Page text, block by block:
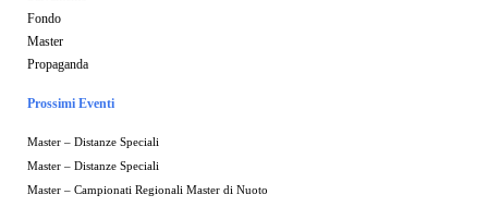
Fondo
Master
Propaganda
Prossimi Eventi
Master – Distanze Speciali
Master – Distanze Speciali
Master – Campionati Regionali Master di Nuoto